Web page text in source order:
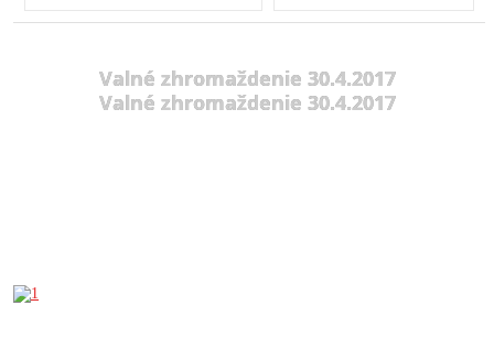
Valné zhromaždenie 30.4.2017
Valné zhromaždenie 30.4.2017